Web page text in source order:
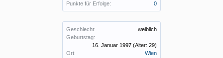
Punkte für Erfolge:
0
Geschlecht:
weiblich
Geburtstag:
16. Januar 1997 (Alter: 29)
Ort:
Wien